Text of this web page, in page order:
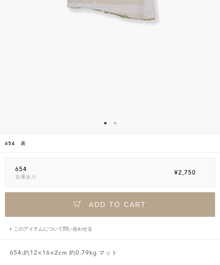
654 表
654
在庫あり
¥2,750
ADD TO CART
このアイテムについて問い合わせる
654:約12×16×2cm 約0.79kg マット